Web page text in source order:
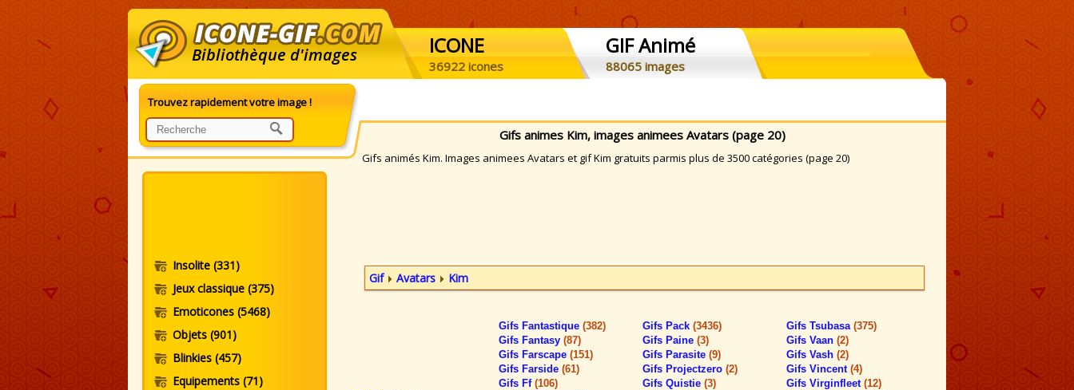
Bibliothèque d'images ICONE
36922 icones
GIF Animé
88065 images
Trouvez rapidement votre image !
Insolite (331)
Jeux classique (375)
Emoticones (5468)
Objets (901)
Blinkies (457)
Equipements (71)
Gifs animes Kim, images animees Avatars (page 20)
Gifs animés Kim. Images animees Avatars et gif Kim gratuits parmis plus de 3500 catégories (page 20)
Gif Avatars Kim
Gifs Fantastique (382)
Gifs Fantasy (87)
Gifs Farscape (151)
Gifs Farside (61)
Gifs Ff (106)
Gifs Pack (3436)
Gifs Paine (3)
Gifs Parasite (9)
Gifs Projectzero (2)
Gifs Quistie (3)
Gifs Tsubasa (375)
Gifs Vaan (2)
Gifs Vash (2)
Gifs Vincent (4)
Gifs Virginfleet (12)